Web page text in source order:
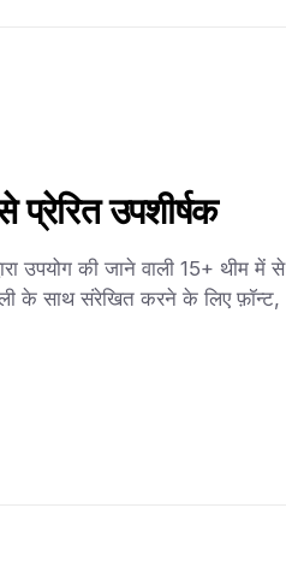
प्रेरित उपशीर्षक
उपयोग की जाने वाली 15+ थीम में से
के साथ संरेखित करने के लिए फ़ॉन्ट,